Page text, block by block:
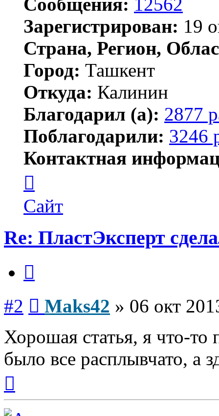
Сообщения: 12562
Зарегистрирован: 19
Страна, Регион,
Город: Ташкент
Откуда: Калинин
Благодарил (а): 2877
Поблагодарили: 3246
Контактная
пользователя
Maks42
Сайт
Re: ПластЭксперт
#2 Maks42 » 06 окт
Хорошая статья, я что-
было все расплывчато, а
началу